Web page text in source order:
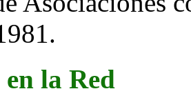
en la Red